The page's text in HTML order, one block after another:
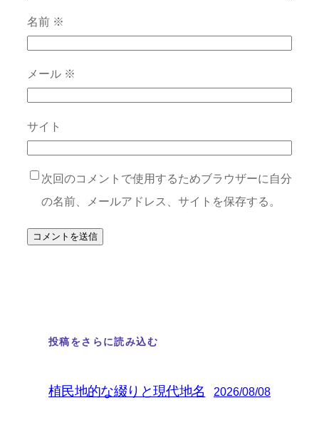
名前 ※
メール ※
サイト
次回のコメントで使用するためブラウザーに自分
の名前、メールアドレス、サイトを保存する。
投稿をさらに読み込む
植民地的な綴りと現代地名 2026/08/08